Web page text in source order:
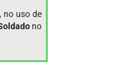
no uso de
no